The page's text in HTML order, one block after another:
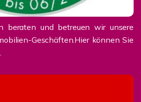
beraten und betreuen wir unsere
Geschäften.Hier können Sie